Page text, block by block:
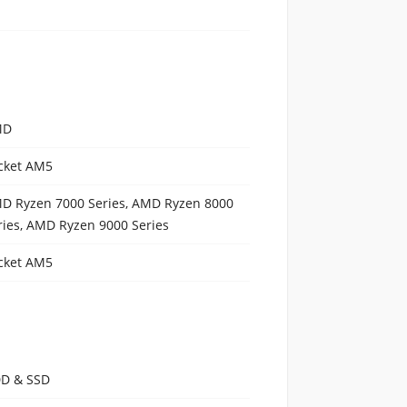
AM5
Ryzen 7000 Series, AMD Ryzen 8000
AMD Ryzen 9000 Series
AM5
& SSD